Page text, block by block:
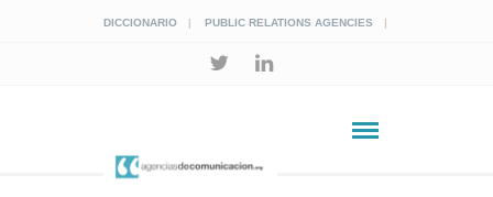
DICCIONARIO PUBLIC RELATIONS AGENCIES